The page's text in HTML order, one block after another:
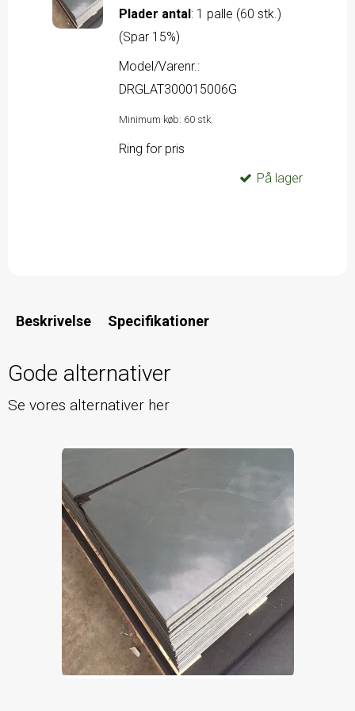
Plader antal : 1 palle (60 stk.)
(Spar 15%)
Model/Varenr.:
DRGLAT300015006G
Minimum køb: 60 stk.
Ring for pris
På lager
Beskrivelse Specifikationer
Gode alternativer
Se vores alternativer her